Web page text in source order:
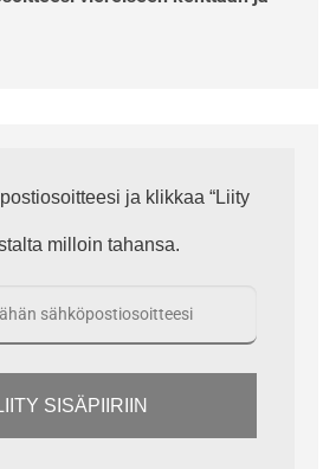
ja klikkaa “Liity
milloin tahansa.
SISÄPIIRIIN